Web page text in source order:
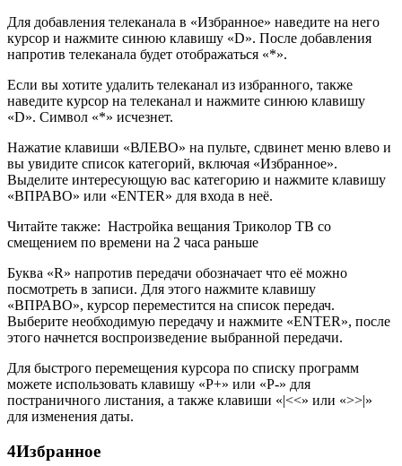
Для добавления телеканала в «Избранное» наведите на него
курсор и нажмите синюю клавишу «D». После добавления
напротив телеканала будет отображаться «*».
Если вы хотите удалить телеканал из избранного, также
наведите курсор на телеканал и нажмите синюю клавишу
«D». Символ «*» исчезнет.
Нажатие клавиши «ВЛЕВО» на пульте, сдвинет меню влево и
вы увидите список категорий, включая «Избранное».
Выделите интересующую вас категорию и нажмите клавишу
«ВПРАВО» или «ENTER» для входа в неё.
Читайте также: Настройка вещания Триколор ТВ со
смещением по времени на 2 часа раньше
Буква «R» напротив передачи обозначает что её можно
посмотреть в записи. Для этого нажмите клавишу
«ВПРАВО», курсор переместится на список передач.
Выберите необходимую передачу и нажмите «ENTER», после
этого начнется воспроизведение выбранной передачи.
Для быстрого перемещения курсора по списку программ
можете использовать клавишу «P+» или «P-» для
постраничного листания, а также клавиши «|<<» или «>>|»
для изменения даты.
4Избранное